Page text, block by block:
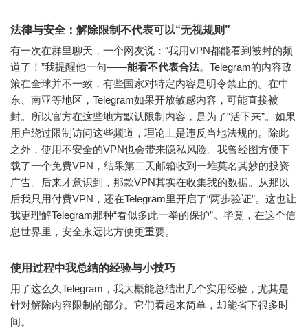
法律与安全：解除限制不代表可以“无视规则”
有一次在群里聊天，一个网友说：“我用VPN都能看到被封的频
道了！”我提醒他一句——能看不代表合法。Telegram的内容政
策在全球并不一致，有些国家对特定内容是明令禁止的。在中
东、南亚等地区，Telegram如果开放敏感内容，可能直接被
封。所以官方在这些地方默认限制内容，是为了“活下来”。如果
用户绕过限制访问这些频道，理论上是违反当地法规的。除此
之外，使用不安全的VPN也会带来隐私风险。我曾经图方便下
载了一个免费VPN，结果第二天邮箱收到一堆莫名其妙的投资
广告。后来才意识到，那款VPN其实在收集我的数据。从那以
后我只用付费VPN，还在Telegram里开启了“两步验证”。这也让
我更理解Telegram那种“看似多此一举的保护”。毕竟，在这个信
息世界里，安全永远比方便更重要。
使用过程中我总结的经验与小技巧
用了这么久Telegram，我大概能总结出几个实用经验，尤其是
针对解除内容限制的部分。它们看起来简单，却能省下很多时
间。